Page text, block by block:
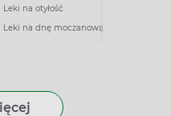
Leki na otyłość
Leki na dnę moczanową